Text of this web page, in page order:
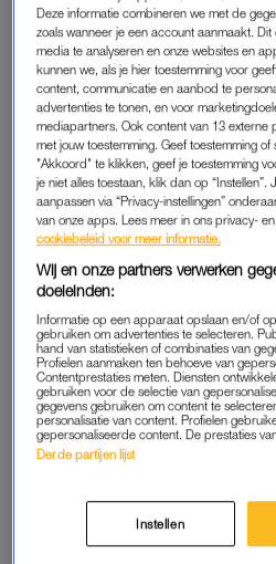
Deze column blijkt het startschot
reacties. Hij vertelt: “In drie
zevenduizend reacties van
proberen. Heel bijzonder, ze
volwassenen hadden er nog nooit
interview een optie is. Maar als ze
wijst bijna geen enkele ouder dat
NUANCE EN BEGRIP
opgesteld, die je met je ouders
jeugd? Van welke keuzes hebben
gelukkigste momenten tot nu toe?
eigen vader en moeder? Niet een-
steevast bespreekt in het
“Je leert hierdoor je ouders beter
gedrag beter begrijpen. Vaak zorgt
Deze informatie combineren we met de
zoals wanneer je een account aanmaakt.
media te analyseren en onze websites en
kunnen we, als je hier toestemming voor
content, communicatie en aanbod te
advertenties te tonen, en voor
mediapartners. Ook content van 13 externe
met jouw toestemming. Geef toestemming
"Akkoord" te klikken, geef je toestemming
je niet alles toestaan, klik dan op
aanpassen via “Privacy-instellingen”
van onze apps. Lees meer in ons privacy-
cookiebeleid voor meer informatie.
Wij en onze partners verwerken
doeleinden:
Informatie op een apparaat opslaan en/of
gebruiken om advertenties te selecteren.
hand van statistieken of combinaties van
Profielen aanmaken ten behoeve van
Contentprestaties meten. Diensten
gebruiken voor de selectie van
gegevens gebruiken om content te
personalisatie van content. Profielen
gepersonaliseerde content. De prestaties
Derde partijen lijst
Instellen